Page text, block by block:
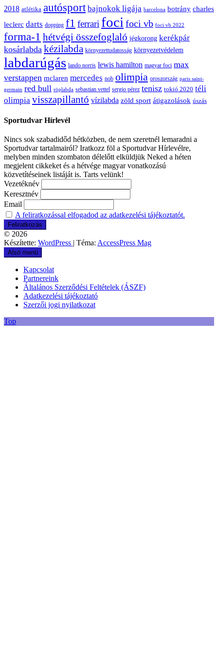
2018 atlétika autósport bajnokok ligája barcelona botrány charles
leclerc darts dopping f1 ferrari foci foci vb foci vb 2022
forma-1 hétvégi összefoglaló jégkorong kerékpár
kosárlabda kézilabda környezettudatosság környezetvédelem
labdarúgás lando norris lewis hamilton magyar foci max
verstappen mclaren mercedes nob olimpia oroszország paris saint-
germain red bull röplabda sebastian vettel sergio pérez tenisz tokió 2020 téli
olimpia visszapillantó vízilabda zöld sport átigazolások úszás
Sportudvar Hírlevél
Nincs sok szabadidőd hétközben, de nem szeretnél lemaradni a
Sportudvar tartalmairól? Iratkozz föl a Sportudvar Hírlevélre,
melyben minden szombaton délelőtt elküldjük Neked a héten
megjelent cikkeket és a hétvége magyar vonatkozású
közvetítéseinek listáját is. Tarts velünk!
Vezetéknév
Keresztnév
Email
A feliratkozással elfogadod az adatkezelési tájékoztatót.
© 2026
Készítette: WordPress | Téma: AccessPress Mag
Alsó menü
Kapcsolat
Partnereink
Általános Szerződési Feltételek (ÁSZF)
Adatkezelési tájékoztató
Szerzői jogi nyilatkozat
Top